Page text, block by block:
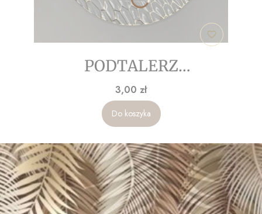
PODTALERZ
TRANSPARENTNY ZE
ZŁOTYMI ZDOBIENIAMI
33cm
Cena
3,00 zł
Do koszyka